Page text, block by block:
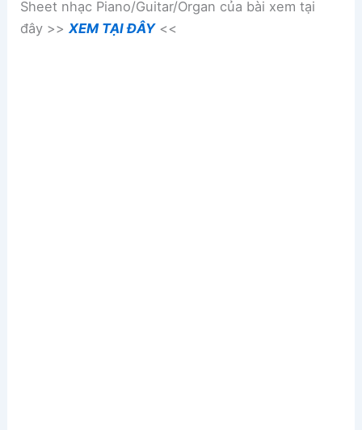
Sheet nhạc Piano/Guitar/Organ của bài xem tại
đây >>XEM TẠI ĐÂY<<